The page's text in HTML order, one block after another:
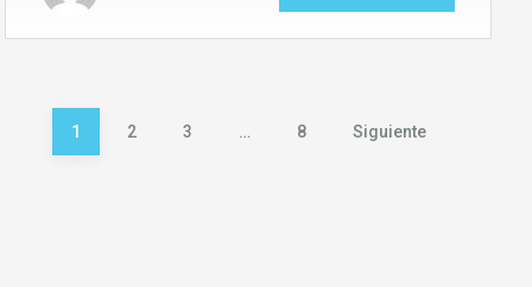
Paginación
1 2 3 … 8 Siguiente